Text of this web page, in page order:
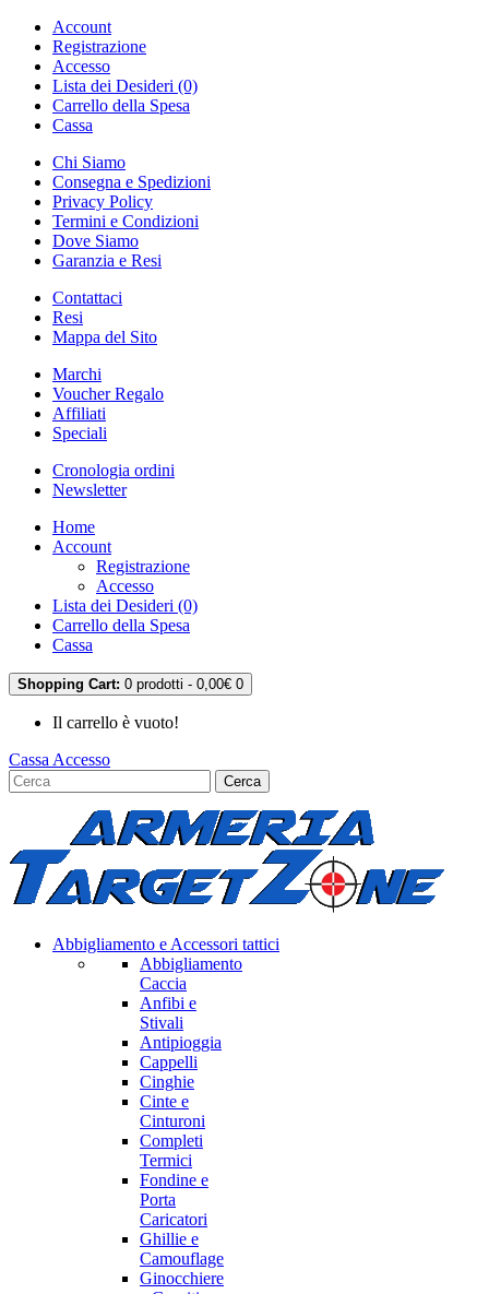
Account
Registrazione
Accesso
Lista dei Desideri (0)
Carrello della Spesa
Cassa
Chi Siamo
Consegna e Spedizioni
Privacy Policy
Termini e Condizioni
Dove Siamo
Garanzia e Resi
Contattaci
Resi
Mappa del Sito
Marchi
Voucher Regalo
Affiliati
Speciali
Cronologia ordini
Newsletter
Home
Account
Registrazione
Accesso
Lista dei Desideri (0)
Carrello della Spesa
Cassa
Shopping Cart: 0 prodotti - 0,00€ 0
Il carrello è vuoto!
Cassa Accesso
Cerca
Abbigliamento e Accessori tattici
Abbigliamento
Caccia
Anfibi e
Stivali
Antipioggia
Cappelli
Cinghie
Cinte e
Cinturoni
Completi
Termici
Fondine e
Porta
Caricatori
Ghillie e
Camouflage
Ginocchiere